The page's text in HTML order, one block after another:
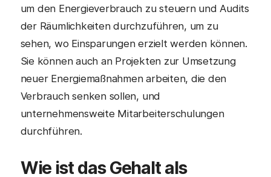
um den Energieverbrauch zu steuern und Audits
der Räumlichkeiten durchzuführen, um zu
sehen, wo Einsparungen erzielt werden können.
Sie können auch an Projekten zur Umsetzung
neuer Energiemaßnahmen arbeiten, die den
Verbrauch senken sollen, und
unternehmensweite Mitarbeiterschulungen
durchführen.
Wie ist das Gehalt als